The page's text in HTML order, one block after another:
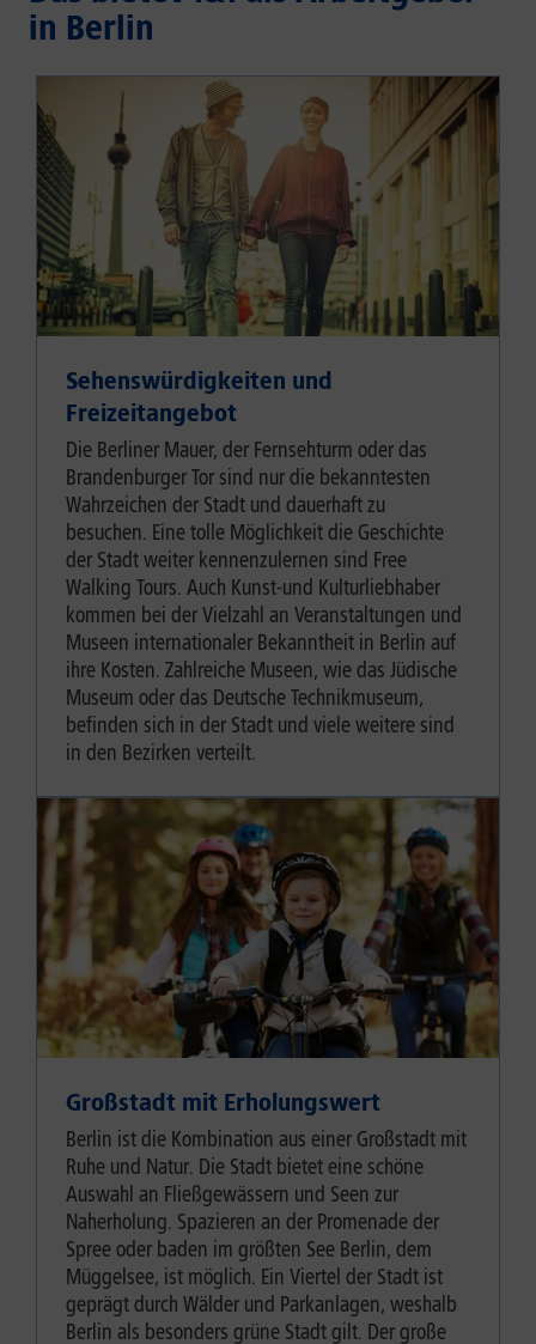
in Berlin
Sehenswürdigkeiten und
Freizeitangebot
Die Berliner Mauer, der Fernsehturm oder das
Brandenburger Tor sind nur die bekanntesten
Wahrzeichen der Stadt und dauerhaft zu
besuchen. Eine tolle Möglichkeit die Geschichte
der Stadt weiter kennenzulernen sind Free
Walking Tours. Auch Kunst-und Kulturliebhaber
kommen bei der Vielzahl an Veranstaltungen und
Museen internationaler Bekanntheit in Berlin auf
ihre Kosten. Zahlreiche Museen, wie das Jüdische
Museum oder das Deutsche Technikmuseum,
befinden sich in der Stadt und viele weitere sind
in den Bezirken verteilt.
Großstadt mit Erholungswert
Berlin ist die Kombination aus einer Großstadt mit
Ruhe und Natur. Die Stadt bietet eine schöne
Auswahl an Fließgewässern und Seen zur
Naherholung. Spazieren an der Promenade der
Spree oder baden im größten See Berlin, dem
Müggelsee, ist möglich. Ein Viertel der Stadt ist
geprägt durch Wälder und Parkanlagen, weshalb
Berlin als besonders grüne Stadt gilt. Der große